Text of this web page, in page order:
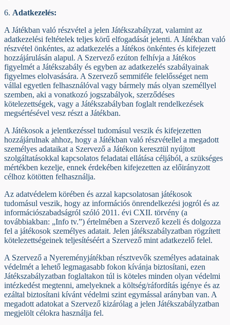
6. Adatkezelés:
A Játékban való részvétel a jelen Játékszabályzat, valamint az
adatkezelési feltételek teljes körű elfogadását jelenti. A Játékban való
részvétel önkéntes, az adatkezelés a Játékos önkéntes és kifejezett
hozzájárulásán alapul. A Szervező ezúton felhívja a Játékos
figyelmét a Játékszabály és egyben az adatkezelés szabályainak
figyelmes elolvasására. A Szervező semmiféle felelősséget nem
vállal egyetlen felhasználóval vagy bármely más olyan személlyel
szemben, aki a vonatkozó jogszabályok, szerződéses
kötelezettségek, vagy a Játékszabályban foglalt rendelkezések
megsértésével vesz részt a Játékban.
A Játékosok a jelentkezéssel tudomásul veszik és kifejezetten
hozzájárulnak ahhoz, hogy a Játékban való részvétellel a megadott
személyes adataikat a Szervező a Játékon keresztül nyújtott
szolgáltatásokkal kapcsolatos feladatai ellátása céljából, a szükséges
mértékben kezelje, ennek érdekében kifejezetten az előirányzott
célhoz kötötten felhasználja.
Az adatvédelem körében és azzal kapcsolatosan játékosok
tudomásul veszik, hogy az információs önrendelkezési jogról és az
információszabadságról szóló 2011. évi CXII. törvény (a
továbbiakban: „Info tv.”) értelmében a Szervező kezeli és dolgozza
fel a játékosok személyes adatait. Jelen játékszabályzatban rögzített
kötelezettségeinek teljesítéséért a Szervező mint adatkezelő felel.
A Szervező a Nyereményjátékban résztvevők személyes adatainak
védelmét a lehető legmagasabb fokon kívánja biztosítani, ezen
Játékszabályzatban foglaltakon túl is köteles minden olyan védelmi
intézkedést megtenni, amelyeknek a költség/ráfordítás igénye és az
ezáltal biztosítani kívánt védelmi szint egymással arányban van. A
megadott adatokat a Szervező kizárólag a jelen Játékszabályzatban
megjelölt célokra használja fel.